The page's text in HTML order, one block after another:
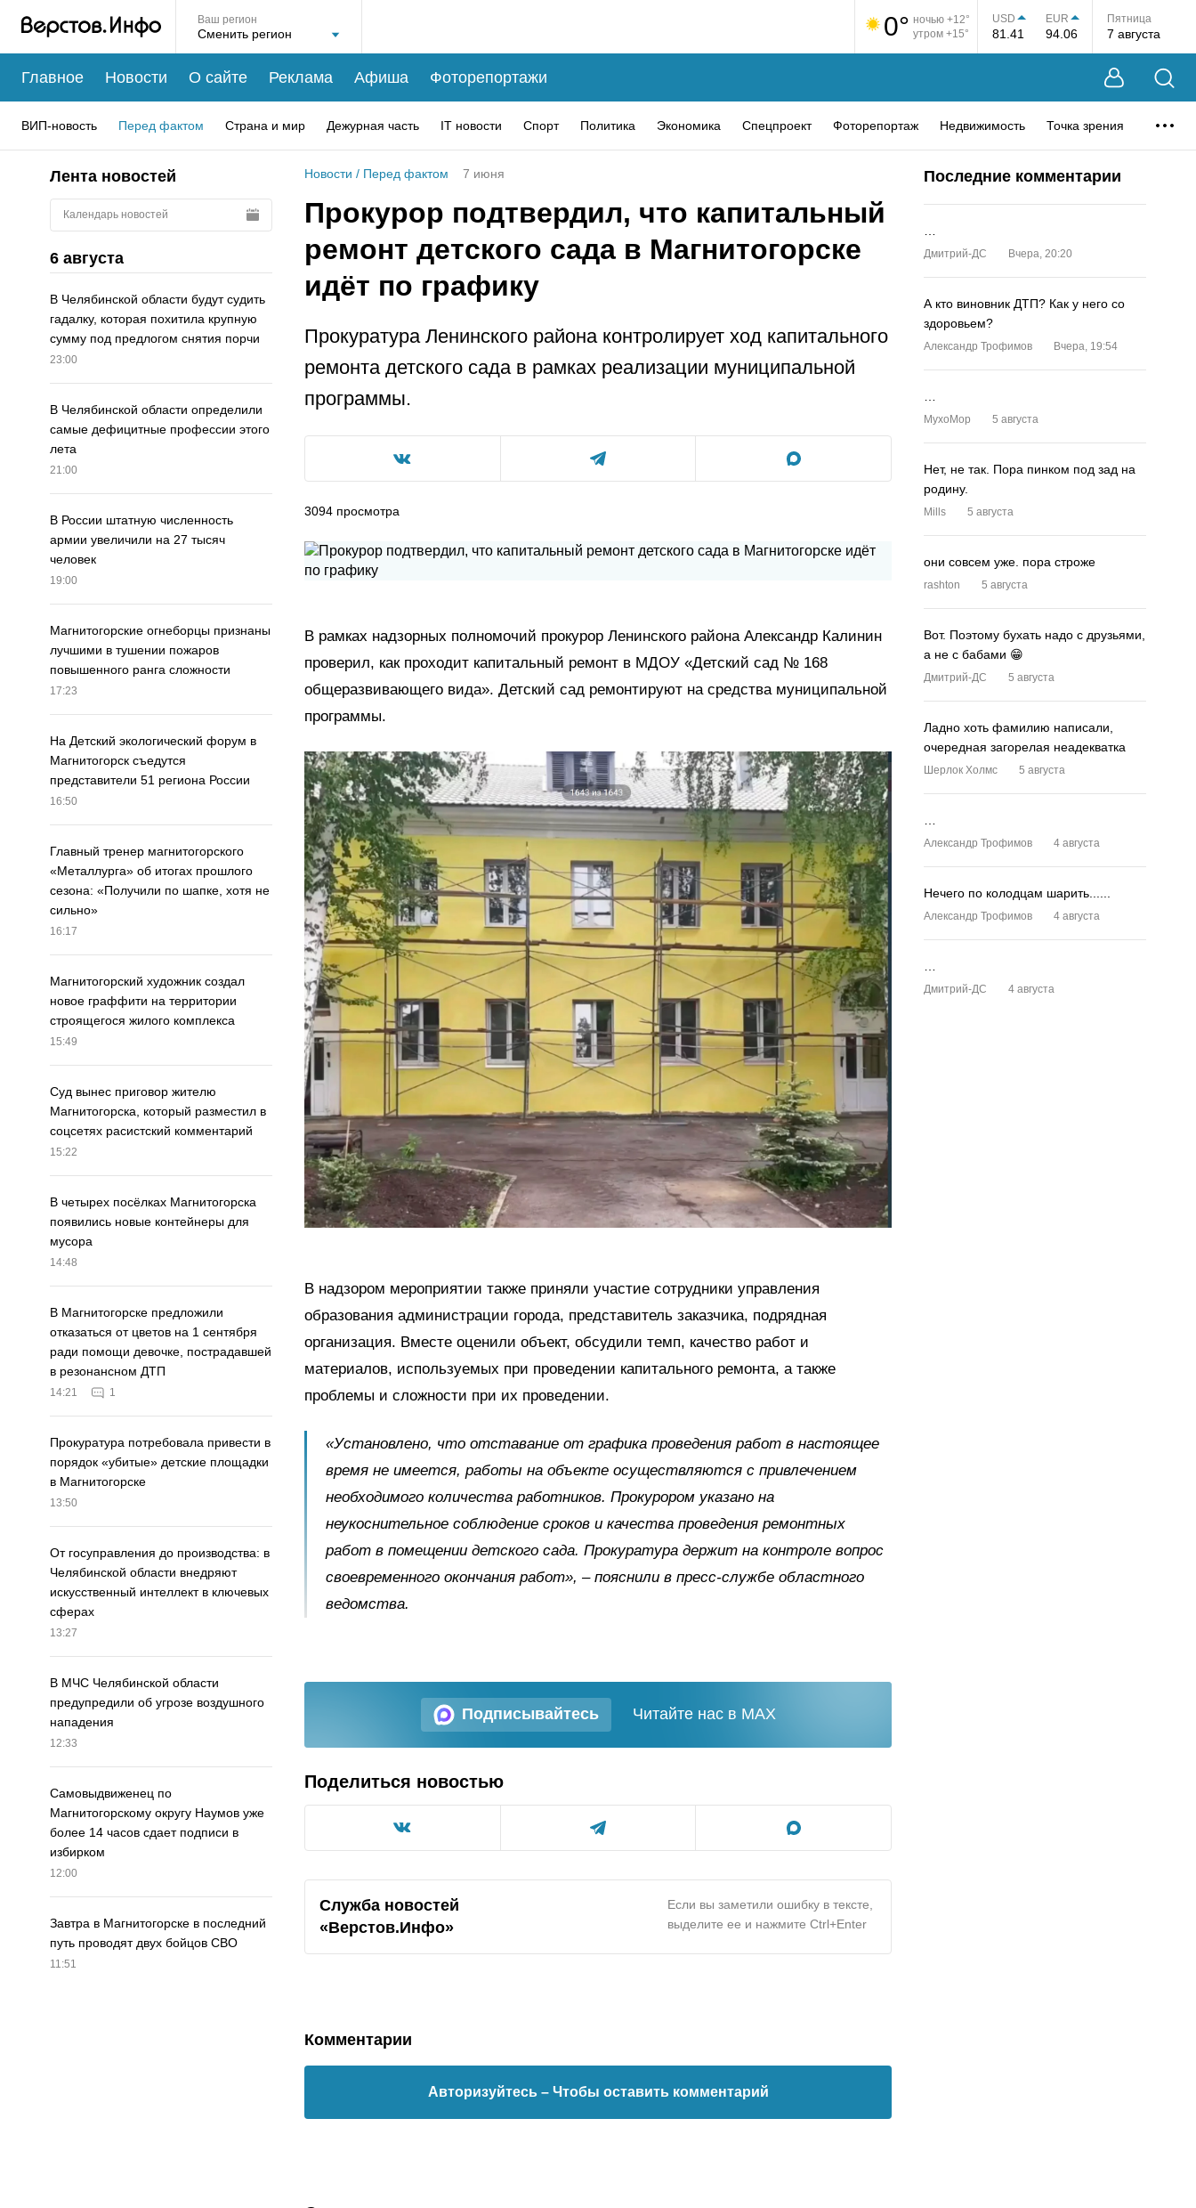
Ваш регион 0° ночью +12°
утром +15°
USD
81.41
EUR
94.06
Пятница
7 августа
Главное Новости О сайте Реклама Афиша Фоторепортажи
ВИП-новость Перед фактом Страна и мир Дежурная часть IT новости Спорт Политика Экономика Спецпроект Фоторепортаж Недвижимость Точка зрения
Лента новостей
Календарь новостей
6 августа
В Челябинской области будут судить
гадалку, которая похитила крупную
сумму под предлогом снятия порчи
23:00
В Челябинской области определили
самые дефицитные профессии этого
лета
21:00
В России штатную численность
армии увеличили на 27 тысяч
человек
19:00
Магнитогорские огнеборцы признаны
лучшими в тушении пожаров
повышенного ранга сложности
17:23
На Детский экологический форум в
Магнитогорск съедутся
представители 51 региона России
16:50
Главный тренер магнитогорского
«Металлурга» об итогах прошлого
сезона: «Получили по шапке, хотя не
сильно»
16:17
Магнитогорский художник создал
новое граффити на территории
строящегося жилого комплекса
15:49
Суд вынес приговор жителю
Магнитогорска, который разместил в
соцсетях расистский комментарий
15:22
В четырех посёлках Магнитогорска
появились новые контейнеры для
мусора
14:48
В Магнитогорске предложили
отказаться от цветов на 1 сентября
ради помощи девочке, пострадавшей
в резонансном ДТП
14:21 1
Прокуратура потребовала привести в
порядок «убитые» детские площадки
в Магнитогорске
13:50
От госуправления до производства: в
Челябинской области внедряют
искусственный интеллект в ключевых
сферах
13:27
В МЧС Челябинской области
предупредили об угрозе воздушного
нападения
12:33
Самовыдвиженец по
Магнитогорскому округу Наумов уже
более 14 часов сдает подписи в
избирком
12:00
Завтра в Магнитогорске в последний
путь проводят двух бойцов СВО
11:51
Новости / Перед фактом 7 июня
Прокурор подтвердил, что капитальный
ремонт детского сада в Магнитогорске
идёт по графику
Прокуратура Ленинского района контролирует ход капитального
ремонта детского сада в рамках реализации муниципальной
программы.
3094 просмотра
В рамках надзорных полномочий прокурор Ленинского района Александр Калинин
проверил, как проходит капитальный ремонт в МДОУ «Детский сад № 168
общеразвивающего вида». Детский сад ремонтируют на средства муниципальной
программы.
В надзором мероприятии также приняли участие сотрудники управления
образования администрации города, представитель заказчика, подрядная
организация. Вместе оценили объект, обсудили темп, качество работ и
материалов, используемых при проведении капитального ремонта, а также
проблемы и сложности при их проведении.
«Установлено, что отставание от графика проведения работ в настоящее
время не имеется, работы на объекте осуществляются с привлечением
необходимого количества работников. Прокурором указано на
неукоснительное соблюдение сроков и качества проведения ремонтных
работ в помещении детского сада. Прокуратура держит на контроле вопрос
своевременного окончания работ», – пояснили в пресс-службе областного
ведомства.
Подписывайтесь Читайте нас в MAX
Поделиться новостью
Служба новостей
«Верстов.Инфо»
Если вы заметили ошибку в тексте,
выделите ее и нажмите Ctrl+Enter
Комментарии
Авторизуйтесь – Чтобы оставить комментарий
Последние комментарии
Дмитрий-ДС Вчера, 20:20
А кто виновник ДТП? Как у него со
здоровьем?
Александр Трофимов Вчера, 19:54
MyxoMop 5 августа
Нет, не так. Пора пинком под зад на
родину.
Mills 5 августа
они совсем уже. пора строже
rashton 5 августа
Вот. Поэтому бухать надо с друзьями,
а не с бабами 😁
Дмитрий-ДС 5 августа
Ладно хоть фамилию написали,
очередная загорелая неадекватка
Шерлок Холмс 5 августа
Александр Трофимов 4 августа
Нечего по колодцам шарить......
Александр Трофимов 4 августа
Дмитрий-ДС 4 августа